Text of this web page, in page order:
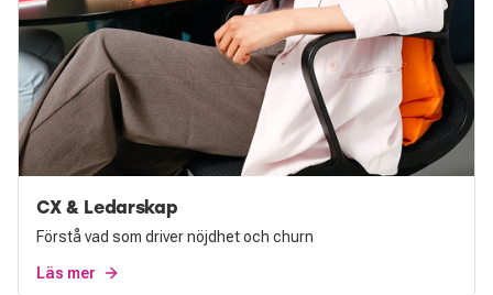
CX & Ledarskap
Förstå vad som driver nöjdhet och churn
Läs mer